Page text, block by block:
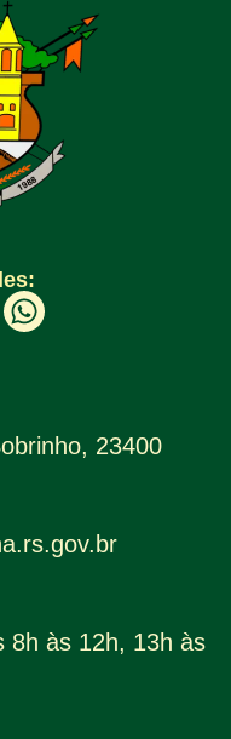
23400
8h às 12h, 13h às